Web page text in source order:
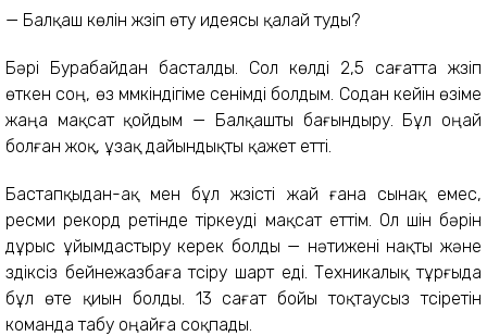
— Балқаш көлін жүзіп өту идеясы қалай туды?
Бәрі Бурабайдан басталды. Сол көлді 2,5 сағатта жүзіп
өткен соң, өз мүмкіндігіме сенімді болдым. Содан кейін өзіме
жаңа мақсат қойдым — Балқашты бағындыру. Бұл оңай
болған жоқ, ұзақ дайындықты қажет етті.
Бастапқыдан-ақ мен бұл жүзісті жай ғана сынақ емес,
ресми рекорд ретінде тіркеуді мақсат еттім. Ол үшін бәрін
дұрыс ұйымдастыру керек болды — нәтижені нақты және
үздіксіз бейнежазбаға түсіру шарт еді. Техникалық тұрғыда
бұл өте қиын болды. 13 сағат бойы тоқтаусыз түсіретін
команда табу оңайға соқпады.